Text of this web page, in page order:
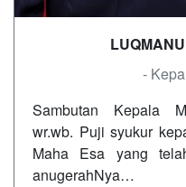
-
Sambutan Kepala
wr.wb. Puji syukur
Maha Esa yang
anugerahNya…